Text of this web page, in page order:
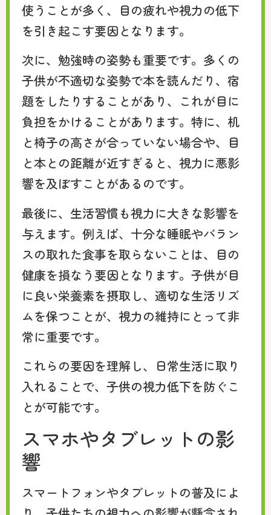
使うことが多く、目の疲れや視力の低下
を引き起こす要因となります。
次に、勉強時の姿勢も重要です。多くの
子供が不適切な姿勢で本を読んだり、宿
題をしたりすることがあり、これが目に
負担をかけることがあります。特に、机
と椅子の高さが合っていない場合や、目
と本との距離が近すぎると、視力に悪影
響を及ぼすことがあるのです。
最後に、生活習慣も視力に大きな影響を
与えます。例えば、十分な睡眠やバラン
スの取れた食事を取らないことは、目の
健康を損なう要因となります。子供が目
に良い栄養素を摂取し、適切な生活リズ
ムを保つことが、視力の維持にとって非
常に重要です。
これらの要因を理解し、日常生活に取り
入れることで、子供の視力低下を防ぐこ
とが可能です。
スマホやタブレットの影
響
スマートフォンやタブレットの普及によ